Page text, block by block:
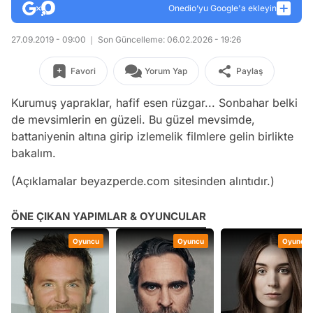
Onedio’yu Google'a ekleyin
27.09.2019 - 09:00 Son Güncelleme: 06.02.2026 - 19:26
Favori Yorum Yap Paylaş
Kurumuş yapraklar, hafif esen rüzgar... Sonbahar belki
de mevsimlerin en güzeli. Bu güzel mevsimde,
battaniyenin altına girip izlemelik filmlere gelin birlikte
bakalım.
(Açıklamalar beyazperde.com sitesinden alıntıdır.)
ÖNE ÇIKAN YAPIMLAR & OYUNCULAR
Oyuncu Oyuncu Oyuncu